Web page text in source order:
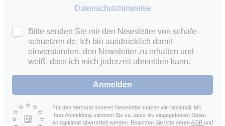
Datenschutzhinweise
Bitte senden Sie mir den Newsletter von schafe-
schuetzen.de. Ich bin ausdrücklich damit
einverstanden, den Newsletter zu erhalten und
weiß, dass ich mich jederzeit abmelden kann.
Anmelden
Für den Versand unserer Newsletter nutzen wir rapidmail. Mit
Ihrer Anmeldung stimmen Sie zu, dass die eingegebenen Daten
an rapidmail übermittelt werden. Beachten Sie bitte derenAGB und